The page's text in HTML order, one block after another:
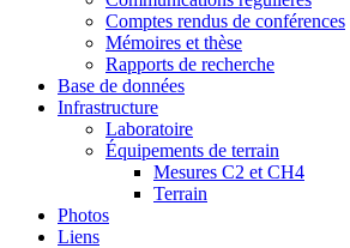
Comptes rendus de conférences
Mémoires et thèse
Rapports de recherche
Base de données
Infrastructure
Laboratoire
Équipements de terrain
Mesures C2 et CH4
Terrain
Photos
Liens